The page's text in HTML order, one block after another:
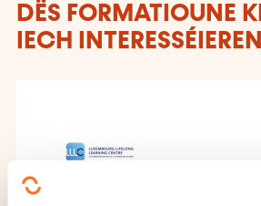
DËS FORMATIOUNE
IECH INTERESSÉIEREN